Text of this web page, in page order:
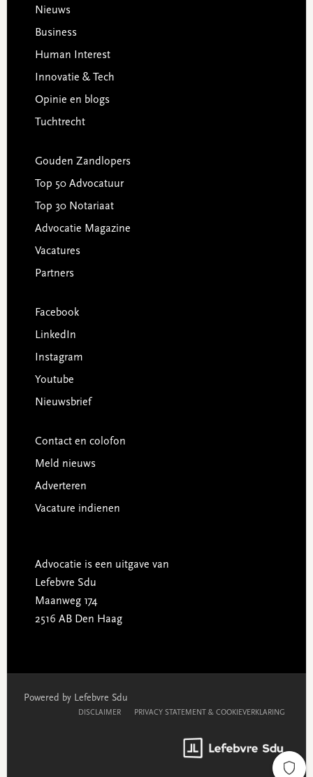
Footer
Nieuws
Business
Human Interest
Innovatie & Tech
Opinie en blogs
Tuchtrecht
Gouden Zandlopers
Top 50 Advocatuur
Top 30 Notariaat
Advocatie Magazine
Vacatures
Partners
Facebook
LinkedIn
Instagram
Youtube
Nieuwsbrief
Contact en colofon
Meld nieuws
Adverteren
Vacature indienen
Advocatie is een uitgave van
Lefebvre Sdu
Maanweg 174
2516 AB Den Haag
Powered by Lefebvre Sdu
DISCLAIMER PRIVACY STATEMENT & COOKIEVERKLARING